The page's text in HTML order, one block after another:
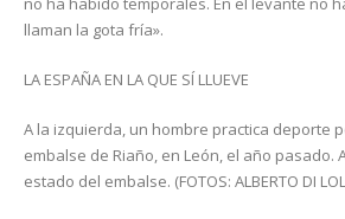
llaman la gota fría».
LA ESPAÑA EN LA QUE SÍ LLUEVE
A la izquierda, un hombre practica deporte
embalse de Riaño, en León, el año pasado.
estado del embalse. (FOTOS: ALBERTO DI